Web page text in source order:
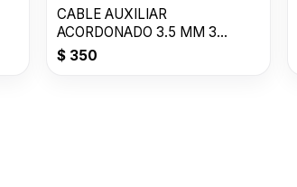
CABLE AUXILIAR
ACORDONADO 3.5 MM 3
METROS
$350